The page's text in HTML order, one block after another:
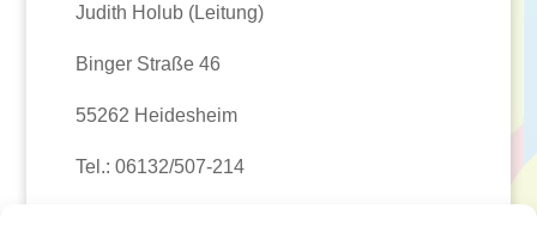
Judith Holub (Leitung)
Binger Straße 46
55262 Heidesheim
Tel.: 06132/507-214